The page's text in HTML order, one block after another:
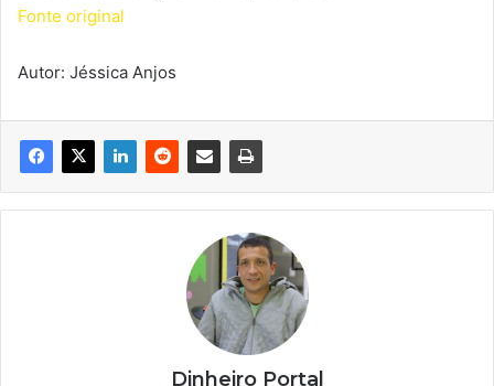
Fonte original
Autor: Jéssica Anjos
Dinheiro Portal